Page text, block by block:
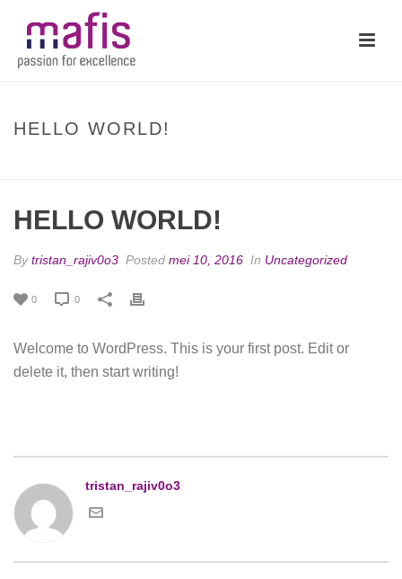
HELLO WORLD!
HELLO WORLD!
Bytristan_rajiv0o3 Posted mei 10, 2016 In Uncategorized
0 0
Welcome to WordPress. This is your first post. Edit or
delete it, then start writing!
tristan_rajiv0o3